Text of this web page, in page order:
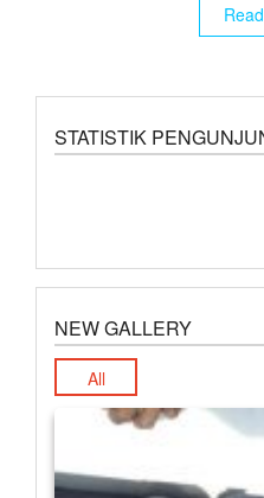
STATISTIK
NEW GALLERY
All